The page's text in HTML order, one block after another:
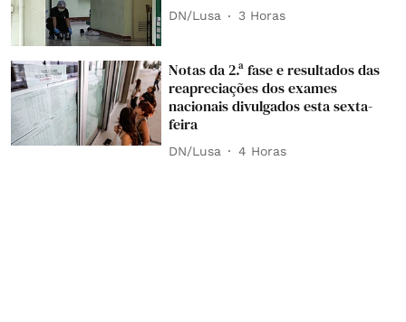
DN/Lusa 3 Horas
Notas da 2.ª fase e resultados das
reapreciações dos exames
nacionais divulgados esta sexta-
feira
DN/Lusa 4 Horas